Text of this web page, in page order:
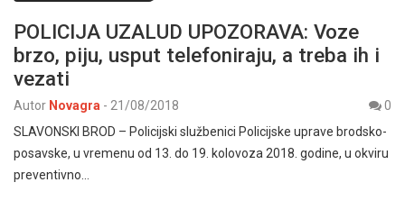
POLICIJA UZALUD UPOZORAVA: Voze
brzo, piju, usput telefoniraju, a treba ih i
vezati
Autor Novagra - 21/08/2018
0
SLAVONSKI BROD – Policijski službenici Policijske uprave brodsko-
posavske, u vremenu od 13. do 19. kolovoza 2018. godine, u okviru
preventivno…